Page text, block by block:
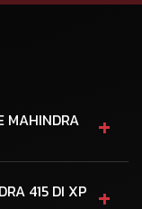
MAHINDRA
+
415 DI XP +